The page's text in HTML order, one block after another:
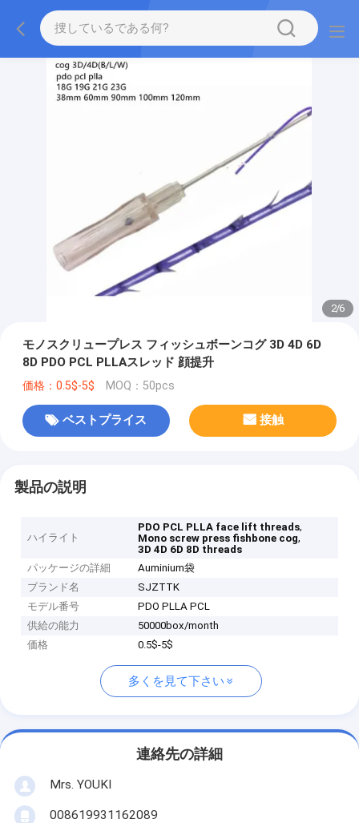
2/6
モノスクリュープレス フィッシュボーンコグ 3D 4D 6D
8D PDO PCL PLLAスレッド 顔提升
価格：0.5$-5$ MOQ：50pcs
ベストプライス 接触
製品の説明
ハイライト
PDO PCL PLLA face lift threads,
Mono screw press fishbone cog,
3D 4D 6D 8D threads
パッケージの詳細
Auminium袋
ブランド名
SJZTTK
モデル番号
PDO PLLA PCL
供給の能力
50000box/month
価格
0.5$-5$
多くを見て下さい
連絡先の詳細
Mrs. YOUKI
008619931162089